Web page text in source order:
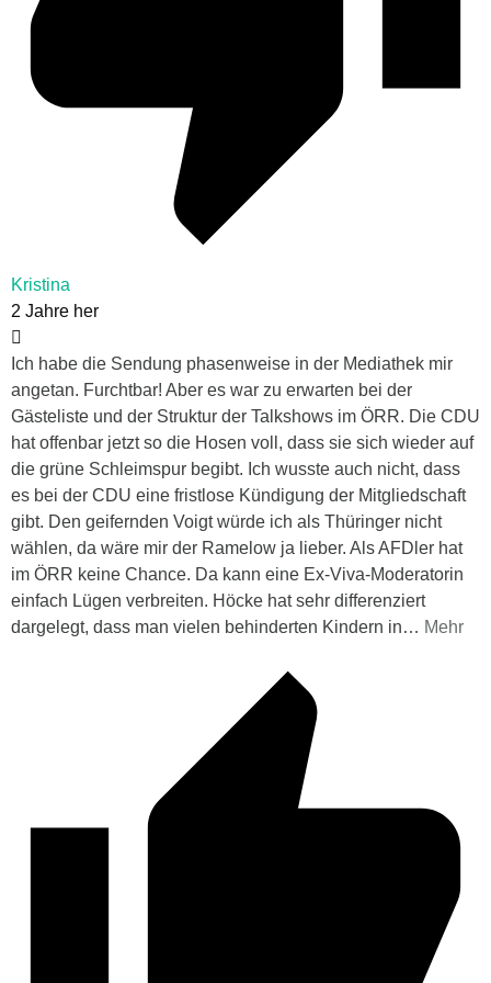
Kristina
2 Jahre her
Ich habe die Sendung phasenweise in der Mediathek mir
angetan. Furchtbar! Aber es war zu erwarten bei der
Gästeliste und der Struktur der Talkshows im ÖRR. Die CDU
hat offenbar jetzt so die Hosen voll, dass sie sich wieder auf
die grüne Schleimspur begibt. Ich wusste auch nicht, dass
es bei der CDU eine fristlose Kündigung der Mitgliedschaft
gibt. Den geifernden Voigt würde ich als Thüringer nicht
wählen, da wäre mir der Ramelow ja lieber. Als AFDler hat
im ÖRR keine Chance. Da kann eine Ex-Viva-Moderatorin
einfach Lügen verbreiten. Höcke hat sehr differenziert
dargelegt, dass man vielen behinderten Kindern in… Mehr